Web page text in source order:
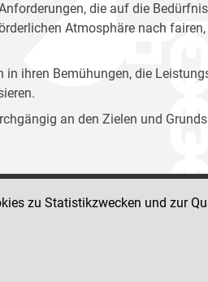
die auf die
Atmosphäre nach
ihren Bemühungen, die
an den Zielen und
zu Statistikzwecken und zur